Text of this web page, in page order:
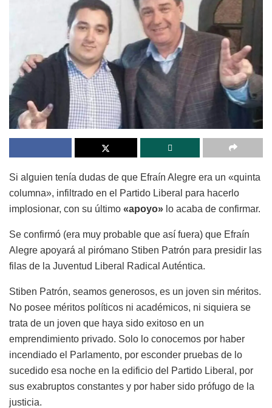
Si alguien tenía dudas de que Efraín Alegre era un «quinta
columna», infiltrado en el Partido Liberal para hacerlo
implosionar, con su último «apoyo» lo acaba de confirmar.
Se confirmó (era muy probable que así fuera) que Efraín
Alegre apoyará al pirómano Stiben Patrón para presidir las
filas de la Juventud Liberal Radical Auténtica.
Stiben Patrón, seamos generosos, es un joven sin méritos.
No posee méritos políticos ni académicos, ni siquiera se
trata de un joven que haya sido exitoso en un
emprendimiento privado. Solo lo conocemos por haber
incendiado el Parlamento, por esconder pruebas de lo
sucedido esa noche en la edificio del Partido Liberal, por
sus exabruptos constantes y por haber sido prófugo de la
justicia.